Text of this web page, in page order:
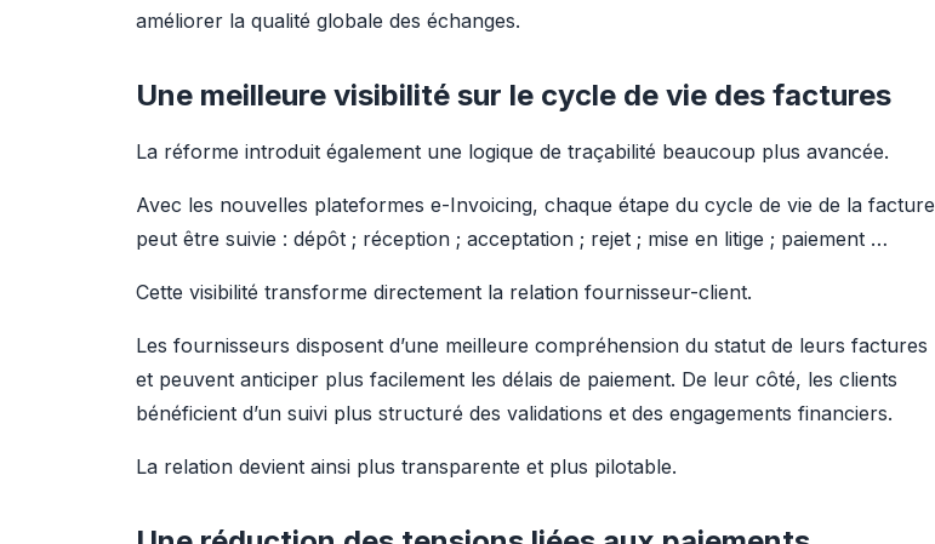
améliorer la qualité globale des échanges.
Une meilleure visibilité sur le cycle de vie des factures
La réforme introduit également une logique de traçabilité beaucoup plus avancée.
Avec les nouvelles plateformes e-Invoicing, chaque étape du cycle de vie de la facture
peut être suivie : dépôt ; réception ; acceptation ; rejet ; mise en litige ; paiement …
Cette visibilité transforme directement la relation fournisseur-client.
Les fournisseurs disposent d’une meilleure compréhension du statut de leurs factures
et peuvent anticiper plus facilement les délais de paiement. De leur côté, les clients
bénéficient d’un suivi plus structuré des validations et des engagements financiers.
La relation devient ainsi plus transparente et plus pilotable.